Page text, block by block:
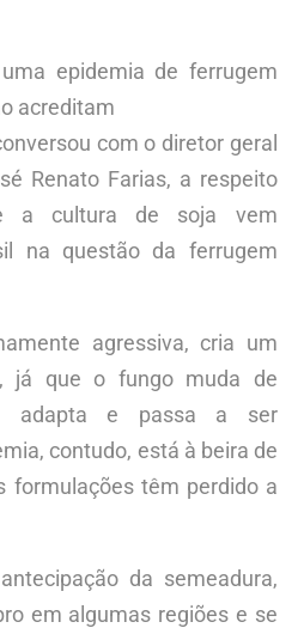
epidemia de ferrugem
acreditam
com o diretor geral
Renato Farias, a respeito
a cultura de soja vem
na questão da ferrugem
agressiva, cria um
já que o fungo muda de
adapta e passa a ser
contudo, está à beira de
formulações têm perdido a
da semeadura,
em algumas regiões e se